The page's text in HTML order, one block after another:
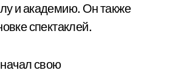
и академию. Он также
спектаклей.
свою